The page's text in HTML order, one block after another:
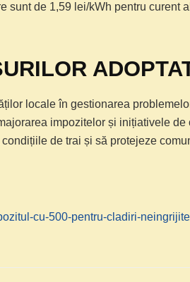
sunt de 1,59 lei/kWh pentru curent
locale în gestionarea
impozitelor și inițiativele de
de trai și să protejeze
cu-500-pentru-cladiri-